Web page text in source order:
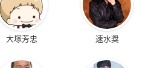
大塚芳忠 速水奨